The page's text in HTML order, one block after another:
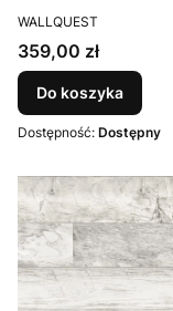
PRODUCENT
WALLQUEST
Cena
359,00 zł
Do koszyka
Dostępność: Dostępny